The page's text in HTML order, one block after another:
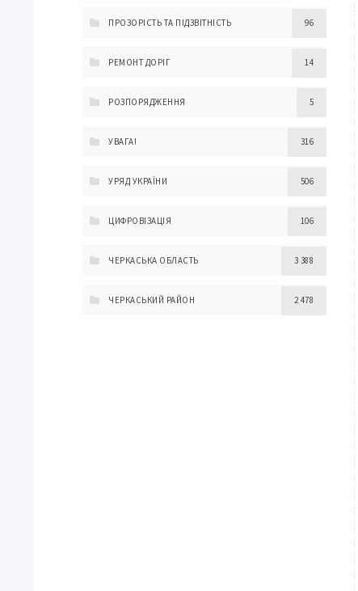
ПРОЗОРІСТЬ ТА ПІДЗВІТНІСТЬ 96
РЕМОНТ ДОРІГ 14
РОЗПОРЯДЖЕННЯ 5
УВАГА! 316
УРЯД УКРАЇНИ 506
ЦИФРОВІЗАЦІЯ 106
ЧЕРКАСЬКА ОБЛАСТЬ 3 388
ЧЕРКАСЬКИЙ РАЙОН 2 478